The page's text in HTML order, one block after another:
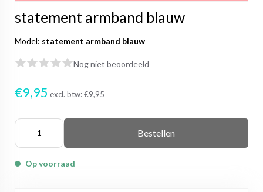
statement armband blauw
Model: statement armband blauw
Nog niet beoordeeld
€9,95 excl. btw:€9,95
Bestellen
Op voorraad